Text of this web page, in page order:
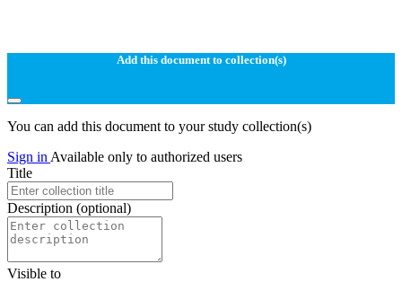
Add this document to collection(s)
You can add this document to your study collection(s)
Sign in Available only to authorized users
Title
Description (optional)
Visible to